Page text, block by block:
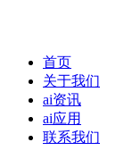
首页
关于我们
ai资讯
ai应用
联系我们